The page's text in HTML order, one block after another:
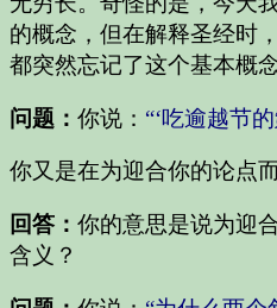
的概念，但在解释圣经时
都突然忘记了这个基本概念
问题： 你说： “‘吃逾越节
你又是在为迎合你的论点
回答： 你的意思是说为迎
含义？